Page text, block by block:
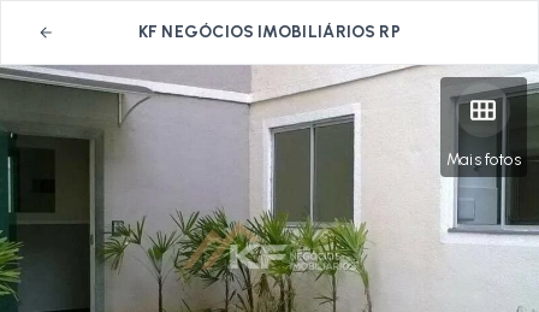
KF NEGÓCIOS IMOBILIÁRIOS RP
Mais fotos